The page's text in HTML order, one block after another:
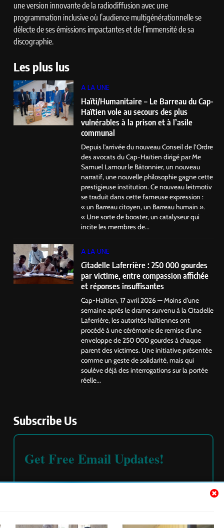
une version innovante de la radiodiffusion avec une
programmation inclusive où l’audience multigénérationnelle se
délecte de ses émissions impactantes et de l’immensité de sa
discographie.
Les plus lus
A LA UNE
Haïti/Humanitaire – Le Barreau du Cap-
Haïtien vole au secours des plus
vulnérables à la prison et à l’asile
communal
Depuis l’arrivée du nouveau Conseil de l’Ordre
des avocats du Cap-Haïtien dirigé par Me
Samuel Lamour le Bâtonnier, un nouveau
narratif, une nouvelle philosophie gagne cette
prestigieuse institution. Ce nouveau leitmotiv
se traduit dans cette fameuse expression :
« un Barreau citoyen, un Barreau humain ».
« Une sorte de booster, un catalyseur qui
incite les membres de...
A LA UNE
Citadelle Laferrière : 250 000 gourdes
par victime, entre compassion affichée
et réponses insuffisantes
Cap-Haïtien, 17 avril 2026 — Moins d’une
semaine après le drame survenu à la Citadelle
Laferrière, les autorités haïtiennes ont
procédé à une cérémonie de remise d’une
enveloppe de 250 000 gourdes à chaque
parent des victimes. Une initiative présentée
comme un geste de solidarité, mais qui
soulève déjà des interrogations sur la portée
réelle...
Subscribe Us
Get Free Email Updates!